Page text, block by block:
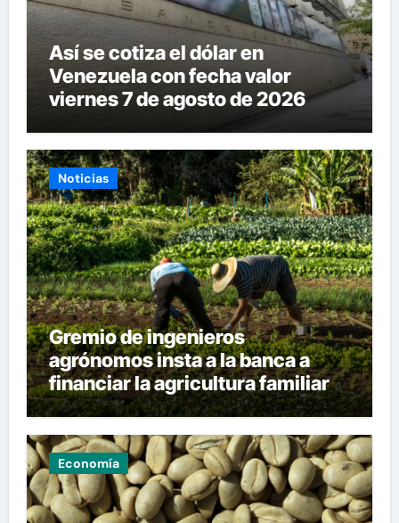
Así se cotiza el dólar en
Venezuela con fecha valor
viernes 7 de agosto de 2026
Noticias
Gremio de ingenieros
agrónomos insta a la banca a
financiar la agricultura familiar
Economía